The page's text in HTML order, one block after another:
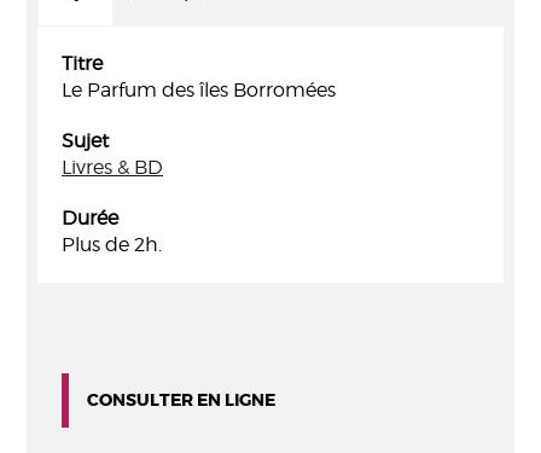
Titre
Le Parfum des îles Borromées
Sujet
Livres & BD
Durée
Plus de 2h.
CONSULTER EN LIGNE